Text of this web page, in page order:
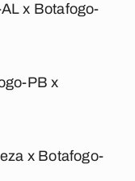
x Botafogo-
PB x
x Botafogo-